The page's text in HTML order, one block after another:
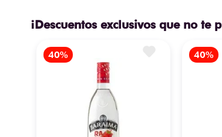
¡Descuentos exclusivos que no te